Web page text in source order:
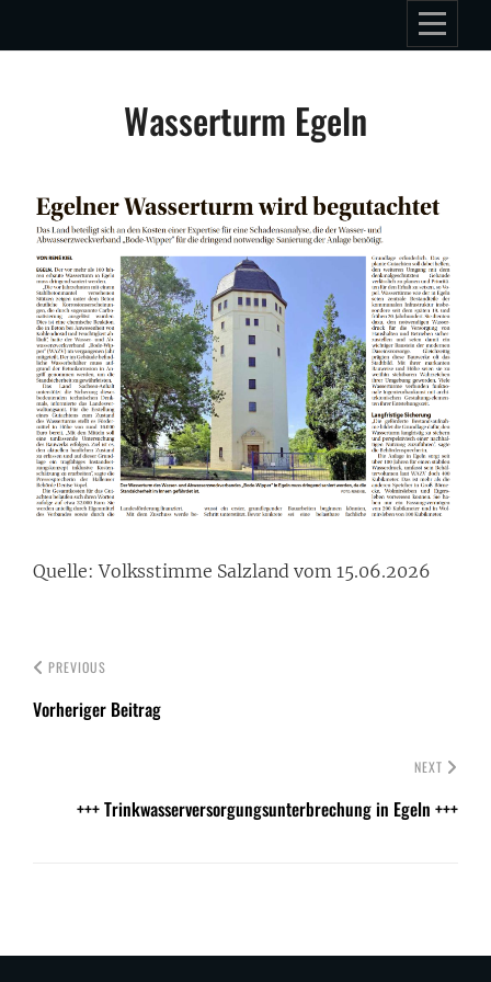
to
Wasserturm Egeln
Quelle: Volksstimme Salzland vom 15.06.2026
Beitragsnavigation
PREVIOUS
Vorheriger Beitrag
NEXT
+++ Trinkwasserversorgungsunterbrechung in Egeln +++